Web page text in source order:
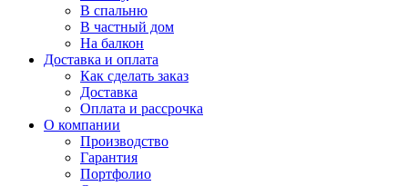
В спальню
В частный дом
На балкон
Доставка и оплата
Как сделать заказ
Доставка
Оплата и рассрочка
О компании
Производство
Гарантия
Портфолио